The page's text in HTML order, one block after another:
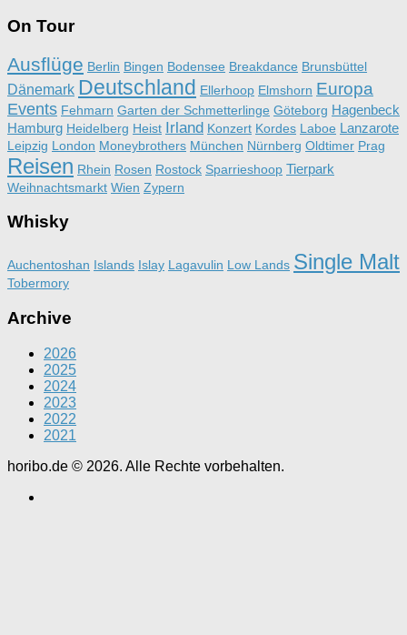
On Tour
Ausflüge Berlin Bingen Bodensee Breakdance Brunsbüttel
Dänemark Deutschland Ellerhoop Elmshorn Europa
Events Fehmarn Garten der Schmetterlinge Göteborg Hagenbeck
Hamburg Heidelberg Heist Irland Konzert Kordes Laboe Lanzarote
Leipzig London Moneybrothers München Nürnberg Oldtimer Prag
Reisen Rhein Rosen Rostock Sparrieshoop Tierpark
Weihnachtsmarkt Wien Zypern
Whisky
Auchentoshan Islands Islay Lagavulin Low Lands Single Malt
Tobermory
Archive
2026
2025
2024
2023
2022
2021
horibo.de © 2026. Alle Rechte vorbehalten.